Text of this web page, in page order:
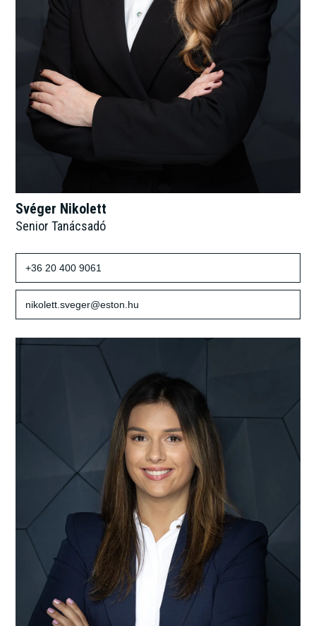
Svéger Nikolett
Senior Tanácsadó
+36 20 400 9061
nikolett.sveger@eston.hu